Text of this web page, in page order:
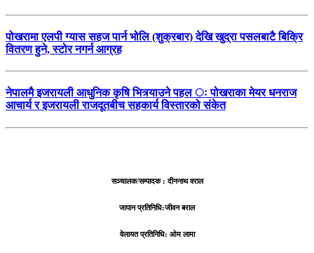
पोखरामा एलपी ग्यास सहज पार्न भोलि (शुक्रबार) देखि खुद्रा पसलबाटै बिक्रि
वितरण हुने, स्टोर नगर्न आग्रह
नेपालमै इजरायली आधुनिक कृषि भित्र्याउने पहल ः पोखराका मेयर धनराज
आचार्य र इजरायली राजदूतबीच सहकार्य विस्तारको संकेत
सञ्चालक/सम्पादक : दीननाथ वराल
जापान प्रतिनिधि:जीवन बराल
वेलायत प्रतिनिधि: ओम लामा